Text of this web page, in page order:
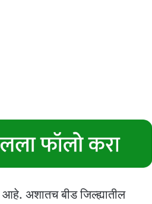
आहे. अशातच बीड जिल्ह्यातील